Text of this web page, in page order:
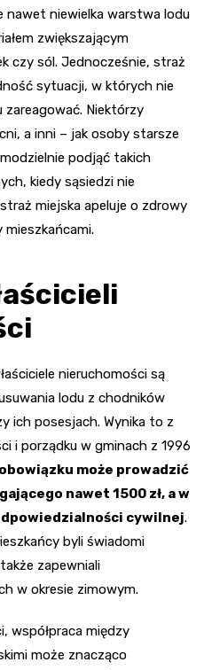
nawet niewielka warstwa lodu
zwiększającym
czy sól. Jednocześnie, straż
sytuacji, w których nie
zareagować. Niektórzy
a inni – jak osoby starsze
podjąć takich
kiedy sąsiedzi nie
miejska apeluje o zdrowy
mieszkańcami.
nieruchomości są
lodu z chodników
ich posesjach. Wynika to z
i porządku w gminach z 1996
może prowadzić
nawet 1500 zł, a w
cywilnej.
byli świadomi
zapewniali
w okresie zimowym.
współpraca między
może znacząco